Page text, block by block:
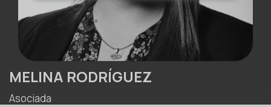
MELINA RODRÍGUEZ
Asociada